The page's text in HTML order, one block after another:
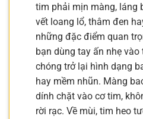
tim phải mịn màng, láng
vết loang lổ, thâm đen
những đặc điểm quan
bạn dùng tay ấn nhẹ vào
chóng trở lại hình dạng
hay mềm nhũn. Màng
dính chặt vào cơ tim,
rời rạc. Về mùi, tim heo